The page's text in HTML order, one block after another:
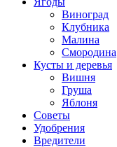
Виноград
Клубника
Малина
Смородина
Кусты и деревья
Вишня
Груша
Яблоня
Советы
Удобрения
Вредители